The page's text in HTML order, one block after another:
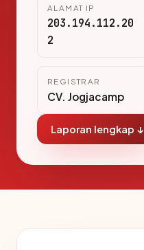
ALAMAT IP
203.194.112.20
2
REGISTRAR
CV. Jogjacamp
Laporan lengkap ↓